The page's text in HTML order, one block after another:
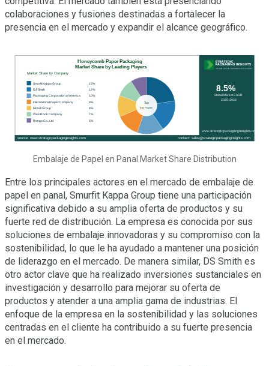
colaboraciones y fusiones destinadas a fortalecer la
presencia en el mercado y expandir el alcance geográfico.
Embalaje de Papel en Panal Market Share Distribution
Entre los principales actores en el mercado de embalaje de
papel en panal, Smurfit Kappa Group tiene una participación
significativa debido a su amplia oferta de productos y su
fuerte red de distribución. La empresa es conocida por sus
soluciones de embalaje innovadoras y su compromiso con la
sostenibilidad, lo que le ha ayudado a mantener una posición
de liderazgo en el mercado. De manera similar, DS Smith es
otro actor clave que ha realizado inversiones sustanciales en
investigación y desarrollo para mejorar su oferta de
productos y atender a una amplia gama de industrias. El
enfoque de la empresa en la sostenibilidad y las soluciones
centradas en el cliente ha contribuido a su fuerte presencia
en el mercado.